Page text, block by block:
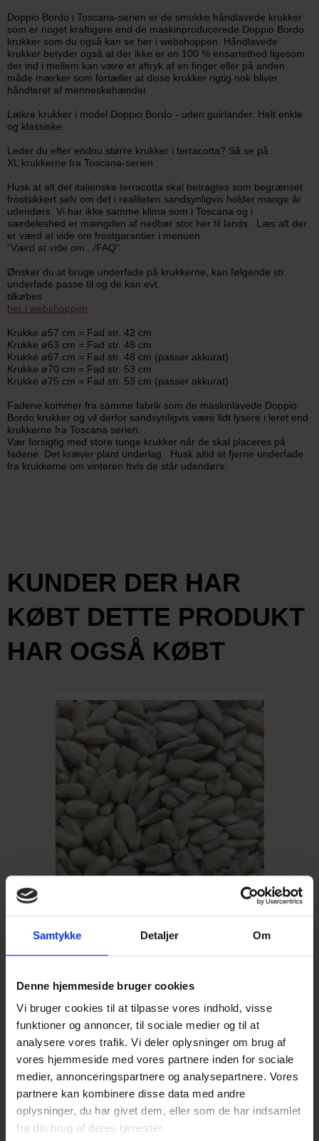
Samtykke Detaljer Om
Denne hjemmeside bruger cookies
Vi bruger cookies til at tilpasse vores indhold, visse
funktioner og annoncer, til sociale medier og til at
analysere vores trafik. Vi deler oplysninger om brug af
vores hjemmeside med vores partnere inden for sociale
medier, annonceringspartnere og analysepartnere. Vores
partnere kan kombinere disse data med andre
oplysninger, du har givet dem, eller som de har indsamlet
fra din brug af deres tjenester.
Doppio Bordo i Toscana-serien er de smukke håndlavede krukker
som er noget kraftigere end de maskinproducerede Doppio Bordo
krukker som du også kan se her i webshoppen. Håndlavede
krukker betyder også at der ikke er en 100 % ensartethed ligesom
der ind i mellem kan være et aftryk af en finger eller på anden
måde mærker som fortæller at disse krukker rigtig nok bliver
håndteret af menneskehænder.
Lækre krukker i model Doppio Bordo - uden guirlander. Helt enkle
og klassiske.
Leder du efter endnu større krukker i terracotta? Så se på
XL krukkerne fra Toscana-serien
Husk at alt det italienske terracotta skal betragtes som begrænset
frostsikkert selv om det i realiteten sandsynligvis holder mange år
udendørs. Vi har ikke samme klima som i Toscana og i
særdeleshed er mængden af nedbør stor her til lands. Læs alt der
er værd at vide om frostgarantier i menuen
"Værd at vide om.../FAQ"
Ønsker du at bruge underfade på krukkerne, kan følgende str.
underfade passe til og de kan evt.
tilkøbes
her i webshoppen
Krukke ø57 cm = Fad str. 42 cm
Krukke ø63 cm = Fad str. 48 cm
Krukke ø67 cm = Fad str. 48 cm (passer akkurat)
Krukke ø70 cm = Fad str. 53 cm
Krukke ø75 cm = Fad str. 53 cm (passer akkurat)
Fadene kommer fra samme fabrik som de maskinlavede Doppio
Bordo krukker og vil derfor sandsynligvis være lidt lysere i leret end
krukkerne fra Toscana serien.
Vær forsigtig med store tunge krukker når de skal placeres på
fadene. Det kræver plant underlag. Husk altid at fjerne underfade
fra krukkerne om vinteren hvis de står udendørs.
KUNDER DER HAR
KØBT DETTE PRODUKT
HAR OGSÅ KØBT
Afskallet Solsikke
1 kg: 28 kr.
2,5 kg: 59 kr.
Pris fra 28,00 DKK
Vis produkt